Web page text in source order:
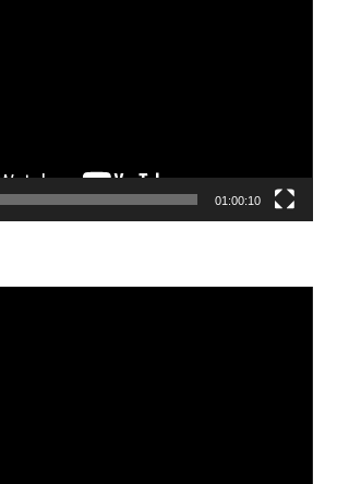
01:00:10